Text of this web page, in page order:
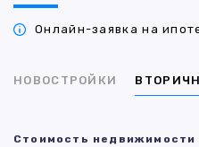
Онлайн-заявка на
НОВОСТРОЙКИ
Стоимость недвижимости